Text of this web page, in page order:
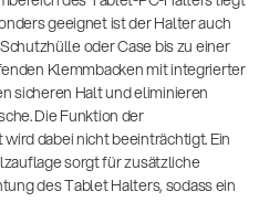
geeignet ist der Halter auch
oder Case bis zu einer
Klemmbacken mit integrierter
sicheren Halt und eliminieren
Die Funktion der
dabei nicht beeinträchtigt. Ein
sorgt für zusätzliche
des Tablet Halters, sodass ein